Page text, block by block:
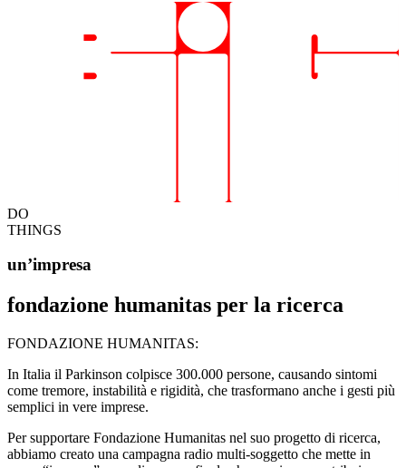
DO
THINGS
un’impresa
fondazione humanitas per la ricerca
FONDAZIONE HUMANITAS:
In Italia il Parkinson colpisce 300.000 persone, causando sintomi
come tremore, instabilità e rigidità, che trasformano anche i gesti più
semplici in vere imprese.
Per supportare Fondazione Humanitas nel suo progetto di ricerca,
abbiamo creato una campagna radio multi-soggetto che mette in